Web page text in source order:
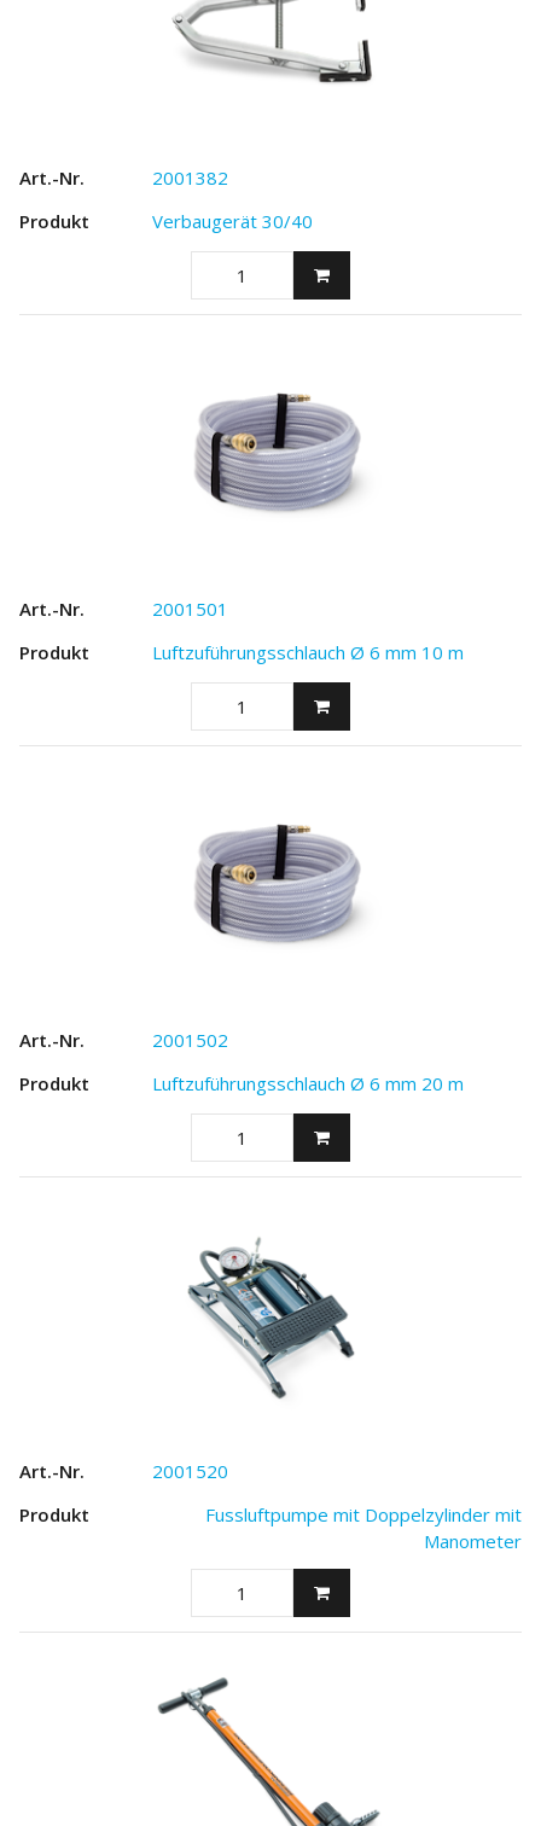
2001382
Verbaugerät 30/40
2001501
Luftzuführungsschlauch Ø 6 mm 10 m
2001502
Luftzuführungsschlauch Ø 6 mm 20 m
2001520
Fussluftpumpe mit Doppelzylinder mit
Manometer